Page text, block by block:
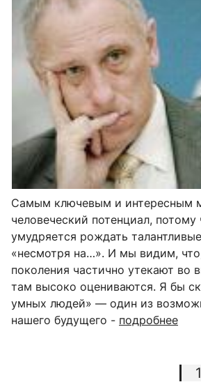
Самым ключевым и интересным
человеческий потенциал,
умудряется рождать
«несмотря на…». И мы видим,
поколения частично утекают во
там высоко оцениваются. Я бы
умных людей» — один из
нашего будущего - подробнее